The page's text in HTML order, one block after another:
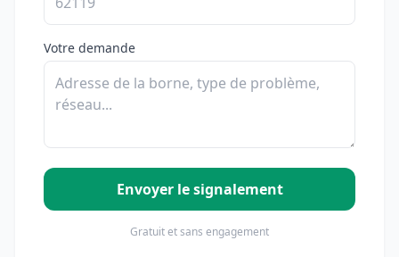
Votre demande
Envoyer le signalement
Gratuit et sans engagement